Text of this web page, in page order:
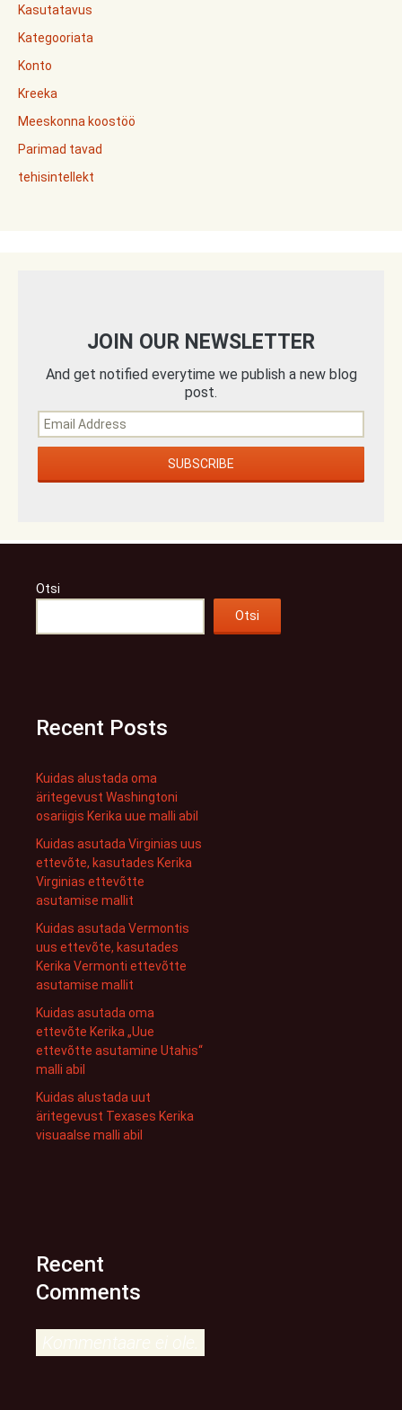
Kasutatavus
Kategooriata
Konto
Kreeka
Meeskonna koostöö
Parimad tavad
tehisintellekt
JOIN OUR NEWSLETTER
And get notified everytime we publish a new blog
post.
Otsi
Otsi
Recent Posts
Kuidas alustada oma
äritegevust Washingtoni
osariigis Kerika uue malli abil
Kuidas asutada Virginias uus
ettevõte, kasutades Kerika
Virginias ettevõtte
asutamise mallit
Kuidas asutada Vermontis
uus ettevõte, kasutades
Kerika Vermonti ettevõtte
asutamise mallit
Kuidas asutada oma
ettevõte Kerika „Uue
ettevõtte asutamine Utahis“
malli abil
Kuidas alustada uut
äritegevust Texases Kerika
visuaalse malli abil
Recent
Comments
Kommentaare ei ole.